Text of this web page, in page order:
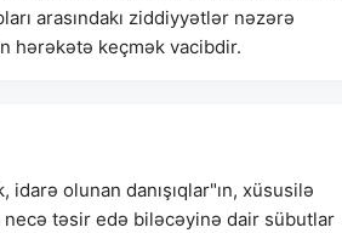
arasındakı ziddiyyətlər nəzərə
hərəkətə keçmək vacibdir.
olunan danışıqlar"ın, xüsusilə
təsir edə biləcəyinə dair sübutlar